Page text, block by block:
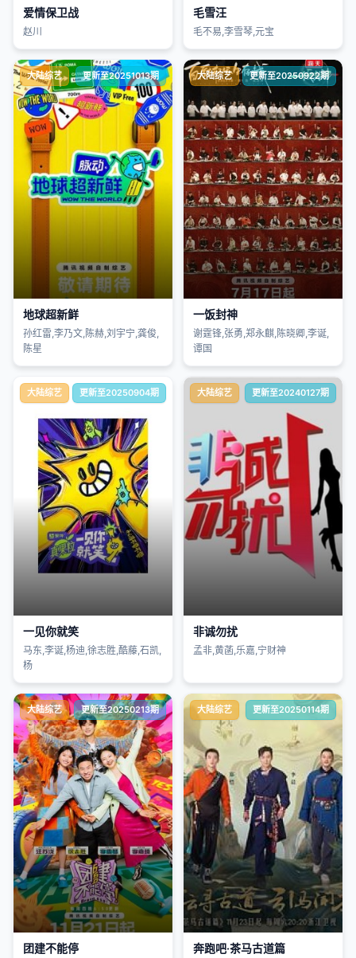
爱情保卫战
赵川
毛雪汪
毛不易,李雪琴,元宝
大陆综艺 更新至20251013期
地球超新鲜
孙红雷,李乃文,陈赫,刘宇宁,龚俊,
陈星
大陆综艺 更新至20250922期
一饭封神
谢霆锋,张勇,郑永麒,陈晓卿,李诞,
谭国
大陆综艺 更新至20250904期
一见你就笑
马东,李诞,杨迪,徐志胜,酷藤,石凯,
杨
大陆综艺 更新至20240127期
非诚勿扰
孟非,黄菡,乐嘉,宁财神
大陆综艺 更新至20250213期
团建不能停
大陆综艺 更新至20250114期
奔跑吧·茶马古道篇